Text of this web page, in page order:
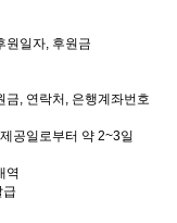
원일자, 후원금
금, 연락처, 은행계좌번호
공일로부터 약 2~3일
역
급